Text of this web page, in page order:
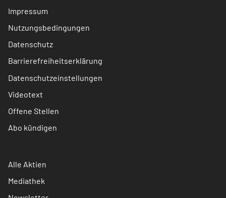
Impressum
Nutzungsbedingungen
Datenschutz
Barrierefreiheitserklärung
Datenschutzeinstellungen
Videotext
Offene Stellen
Abo kündigen
Alle Aktien
Mediathek